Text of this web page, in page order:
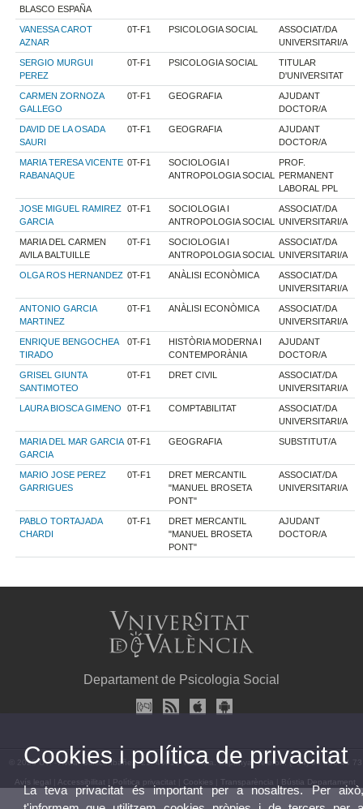
BLASCO ESPAÑA
VANESSA CAROT
AZNAR
0T-F1 PSICOLOGIA SOCIAL
ASSOCIAT/DA
UNIVERSITARI/A
SERGIO MURGUI
PEREZ
0T-F1 PSICOLOGIA SOCIAL
TITULAR
D'UNIVERSITAT
CARMEN ZORNOZA
GALLEGO
0T-F1 GEOGRAFIA
AJUDANT
DOCTOR/A
DAVID DE LA OSADA
SAURI
0T-F1 GEOGRAFIA
AJUDANT
DOCTOR/A
MARIA TERESA VICENTE
RABANAQUE
0T-F1
SOCIOLOGIA I
ANTROPOLOGIA SOCIAL
PROF.
PERMANENT
LABORAL PPL
JOSE MIGUEL RAMIREZ
GARCIA
0T-F1
SOCIOLOGIA I
ANTROPOLOGIA SOCIAL
ASSOCIAT/DA
UNIVERSITARI/A
MARIA DEL CARMEN
AVILA BALTUILLE
0T-F1
SOCIOLOGIA I
ANTROPOLOGIA SOCIAL
ASSOCIAT/DA
UNIVERSITARI/A
OLGA ROS HERNANDEZ 0T-F1 ANÀLISI ECONÒMICA
ASSOCIAT/DA
UNIVERSITARI/A
ANTONIO GARCIA
MARTINEZ
0T-F1 ANÀLISI ECONÒMICA
ASSOCIAT/DA
UNIVERSITARI/A
ENRIQUE BENGOCHEA
TIRADO
0T-F1
HISTÒRIA MODERNA I
CONTEMPORÀNIA
AJUDANT
DOCTOR/A
GRISEL GIUNTA
SANTIMOTEO
0T-F1 DRET CIVIL
ASSOCIAT/DA
UNIVERSITARI/A
LAURA BIOSCA GIMENO 0T-F1 COMPTABILITAT
ASSOCIAT/DA
UNIVERSITARI/A
MARIA DEL MAR GARCIA
GARCIA
0T-F1 GEOGRAFIA SUBSTITUT/A
MARIO JOSE PEREZ
GARRIGUES
0T-F1
DRET MERCANTIL
"MANUEL BROSETA
PONT"
ASSOCIAT/DA
UNIVERSITARI/A
PABLO TORTAJADA
CHARDI
0T-F1
DRET MERCANTIL
"MANUEL BROSETA
PONT"
AJUDANT
DOCTOR/A
Departament de Psicologia Social
© 2026 UV. - Avda. Blasco Ibáñez, 21. 46010 València. Espanya. Telèfon: (+34) 96 386 44 73
Avís legal Accessibilitat Política privacitat Cookies Transparència Bústia Departament
Cookies i política de privacitat
La teva privacitat és important per a nosaltres. Per